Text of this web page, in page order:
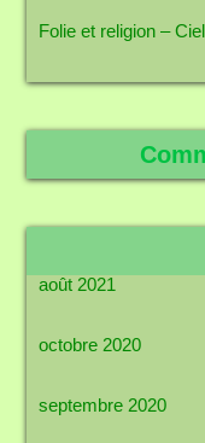
Folie et religion –
août 2021
octobre 2020
septembre 2020